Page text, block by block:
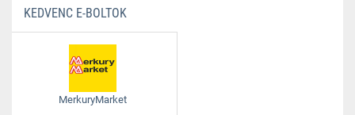
KEDVENC E-BOLTOK
MerkuryMarket